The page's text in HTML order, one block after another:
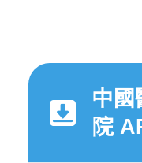
中國
院